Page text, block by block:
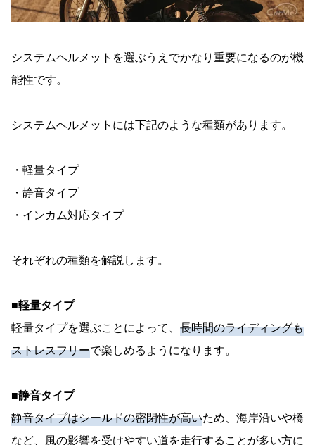
システムヘルメットを選ぶうえでかなり重要になるのが機
能性です。
システムヘルメットには下記のような種類があります。
・軽量タイプ
・静音タイプ
・インカム対応タイプ
それぞれの種類を解説します。
■軽量タイプ
軽量タイプを選ぶことによって、 長時間のライディングも
ストレスフリーで楽しめるようになります。
■静音タイプ
静音タイプはシールドの密閉性が高いため、海岸沿いや橋
など、風の影響を受けやすい道を走行することが多い方に